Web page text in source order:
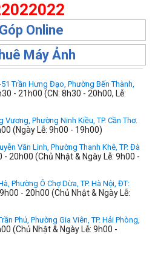
Online
Máy Ảnh
Trần Hưng Đạo, Phường Bến Thành,
- 21h00 (CN: 8h30 - 20h00, Lễ:
Vương, Phường Ninh Kiều, TP. Cần Thơ.
(Ngày Lễ: 9h00 - 19h00)
Văn Linh, Phường Thanh Khê, TP. Đà
- 20h00 (Chủ Nhật & Ngày Lễ: 9h00 -
Phường Ô Chợ Dừa, TP. Hà Nội, ĐT:
9h00 - 20h00 (Chủ Nhật & Ngày Lễ:
Phú, Phường Gia Viên, TP. Hải Phòng,
(Chủ Nhật & Ngày Lễ: 9h00 -